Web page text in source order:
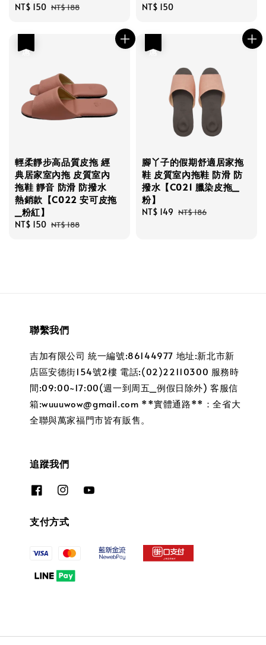
Sale
NT$ 150 Regular
NT$ 188
Regular
NT$ 150
輕柔靜步高品質皮拖 經
典居家室內拖 皮質室內
拖鞋 靜音 防滑 防撥水
熱銷款【C022 安可皮拖
_粉紅】
Sale
NT$ 150 Regular
NT$ 188
腳丫子的假期舒適居家拖
鞋 皮質室內拖鞋 防滑 防
撥水【C021 臘染皮拖_
粉】
Sale
NT$ 149 Regular
NT$ 186
聯繫我們
吉加有限公司 統一編號:86144977 地址:新北市新
店區安德街154號2樓 電話:(02)22110300 服務時
間:09:00~17:00(週一到周五_例假日除外) 客服信
箱:wuuuwow@gmail.com **實體通路**：全省大
全聯與萬家福門市皆有販售。
追蹤我們
支付方式